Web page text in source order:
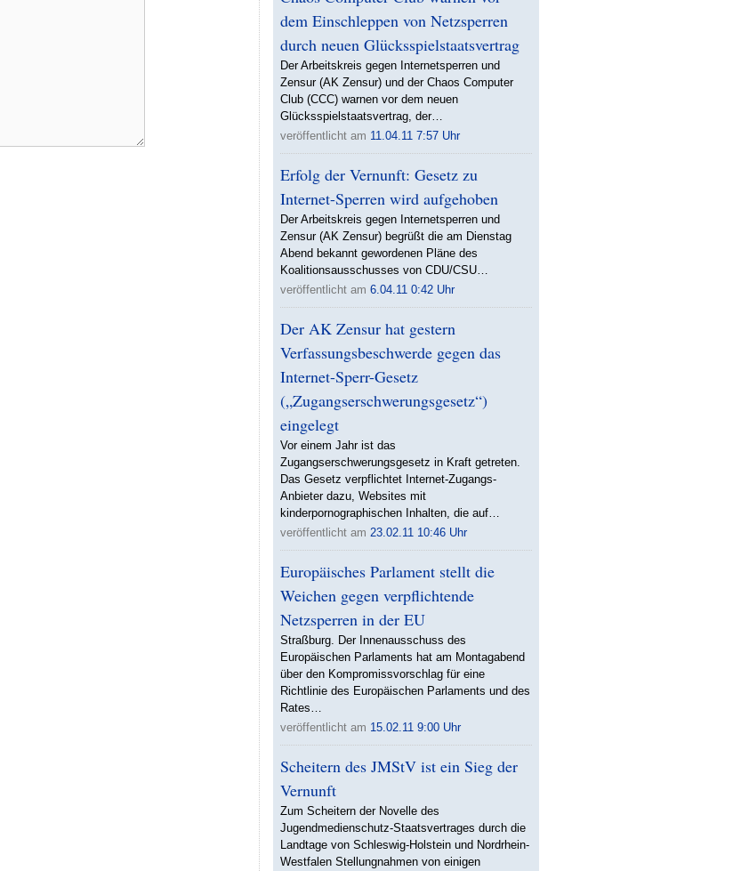
dem Einschleppen von Netzsperren
durch neuen Glücksspielstaatsvertrag
Der Arbeitskreis gegen Internetsperren und
Zensur (AK Zensur) und der Chaos Computer
Club (CCC) warnen vor dem neuen
Glücksspielstaatsvertrag, der…
veröffentlicht am 11.04.11 7:57 Uhr
Erfolg der Vernunft: Gesetz zu
Internet-Sperren wird aufgehoben
Der Arbeitskreis gegen Internetsperren und
Zensur (AK Zensur) begrüßt die am Dienstag
Abend bekannt gewordenen Pläne des
Koalitionsausschusses von CDU/CSU…
veröffentlicht am 6.04.11 0:42 Uhr
Der AK Zensur hat gestern
Verfassungsbeschwerde gegen das
Internet-Sperr-Gesetz
(„Zugangserschwerungsgesetz“)
eingelegt
Vor einem Jahr ist das
Zugangserschwerungsgesetz in Kraft getreten.
Das Gesetz verpflichtet Internet-Zugangs-
Anbieter dazu, Websites mit
kinderpornographischen Inhalten, die auf…
veröffentlicht am 23.02.11 10:46 Uhr
Europäisches Parlament stellt die
Weichen gegen verpflichtende
Netzsperren in der EU
Straßburg. Der Innenausschuss des
Europäischen Parlaments hat am Montagabend
über den Kompromissvorschlag für eine
Richtlinie des Europäischen Parlaments und des
Rates…
veröffentlicht am 15.02.11 9:00 Uhr
Scheitern des JMStV ist ein Sieg der
Vernunft
Zum Scheitern der Novelle des
Jugendmedienschutz-Staatsvertrages durch die
Landtage von Schleswig-Holstein und Nordrhein-
Westfalen Stellungnahmen von einigen